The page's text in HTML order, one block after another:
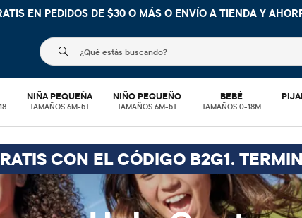
EN PEDIDOS DE $30 O MÁS O ENVÍO A TIENDA Y
El siguiente campo de búsqueda filtra las
NIÑA PEQUEÑA
TAMAÑOS 6M-5T
NIÑO PEQUEÑO
TAMAÑOS 6M-5T
BEBÉ
TAMAÑOS 0-18M
CON EL CÓDIGO B2G1.